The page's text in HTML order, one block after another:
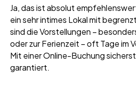
Ja, das ist absolut
ein sehr intimes Lokal mit
sind die Vorstellungen –
oder zur Ferienzeit – oft Tage im
Mit einer Online-Buchung
garantiert.